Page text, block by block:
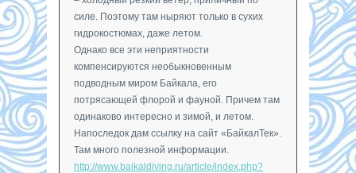
силе. Поэтому там ныряют только в сухих
гидрокостюмах, даже летом.
Однако все эти неприятности
компенсируются необыкновенным
подводным миром Байкала, его
потрясающей флорой и фауной. Причем там
одинаково интересно и зимой, и летом.
Напоследок дам ссылку на сайт «БайкалТек».
Там много полезной информации.
http://www.baikaldiving.ru/article/index.php?